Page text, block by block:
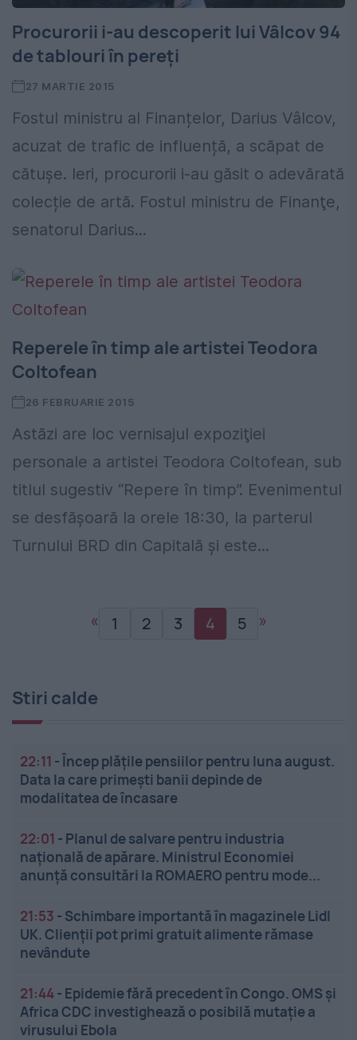
Procurorii i-au descoperit lui Vâlcov 94
de tablouri în pereți
27 MARTIE 2015
Fostul ministru al Finanțelor, Darius Vâlcov,
acuzat de trafic de influență, a scăpat de
cătușe. Ieri, procurorii i-au găsit o adevărată
colecție de artă. Fostul ministru de Finanţe,
senatorul Darius...
Reperele în timp ale artistei Teodora
Coltofean
26 FEBRUARIE 2015
Astăzi are loc vernisajul expoziţiei
personale a artistei Teodora Coltofean, sub
titlul sugestiv “Repere în timp”. Evenimentul
se desfăşoară la orele 18:30, la parterul
Turnului BRD din Capitală şi este...
« 1 2 3 4 5 »
Stiri calde
22:11 -Încep plățile pensiilor pentru luna august.
Data la care primești banii depinde de
modalitatea de încasare
22:01 - Planul de salvare pentru industria
națională de apărare. Ministrul Economiei
anunță consultări la ROMAERO pentru mode...
21:53 - Schimbare importantă în magazinele Lidl
UK. Clienții pot primi gratuit alimente rămase
nevândute
21:44- Epidemie fără precedent în Congo. OMS și
Africa CDC investighează o posibilă mutație a
virusului Ebola